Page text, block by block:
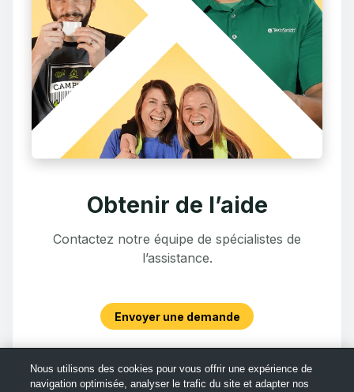
Obtenir de l’aide
Contactez notre équipe de spécialistes de
l’assistance.
Envoyer une demande
Nous utilisons des cookies pour vous offrir une expérience de
navigation optimisée, analyser le trafic du site et adapter nos